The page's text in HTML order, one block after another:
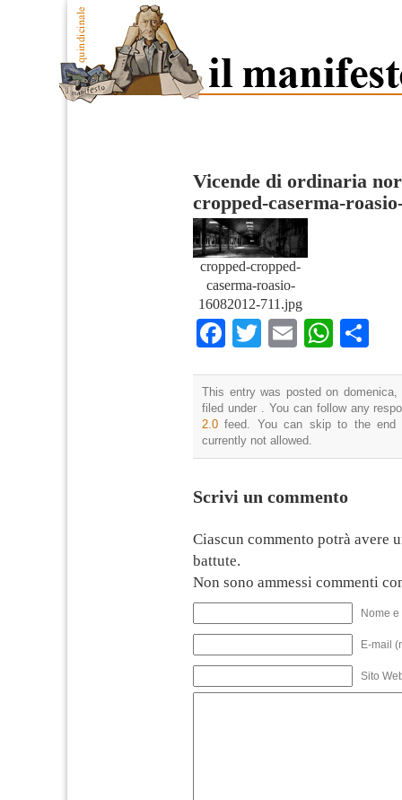
Vicende di ordinaria
cropped-caserma-
cropped-cropped-
caserma-roasio-
16082012-711.jpg
Facebook
TwitterEmail
This entry was posted on
filed under . You can follow any
2.0 feed. You can skip to the end
currently not allowed.
Scrivi un commento
Ciascun commento potrà avere
battute.
Non sono ammessi commenti
Nome
E-mail
Sito